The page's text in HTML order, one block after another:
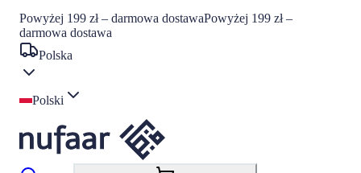
Powyżej 199 zł – darmowa dostawaPowyżej 199 zł –
darmowa dostawa
Polska
Polski